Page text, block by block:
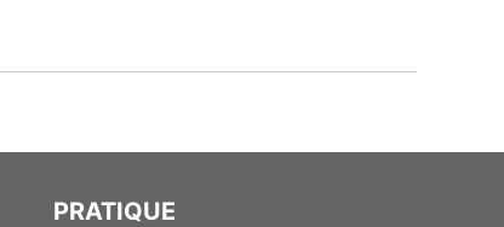
PRATIQUE